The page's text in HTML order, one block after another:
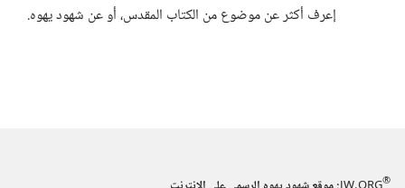
إعرف أكثر عن موضوع من الكتاب المقدس،‏ أو عن شهود يهوه.‏
®